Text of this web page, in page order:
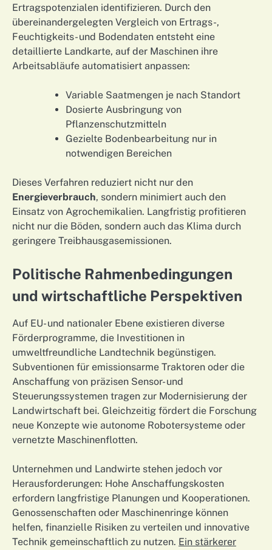
Ertragspotenzialen identifizieren. Durch den
übereinandergelegten Vergleich von Ertrags-,
Feuchtigkeits- und Bodendaten entsteht eine
detaillierte Landkarte, auf der Maschinen ihre
Arbeitsabläufe automatisiert anpassen:
Variable Saatmengen je nach Standort
Dosierte Ausbringung von
Pflanzenschutzmitteln
Gezielte Bodenbearbeitung nur in
notwendigen Bereichen
Dieses Verfahren reduziert nicht nur den
Energieverbrauch, sondern minimiert auch den
Einsatz von Agrochemikalien. Langfristig profitieren
nicht nur die Böden, sondern auch das Klima durch
geringere Treibhausgasemissionen.
Politische Rahmenbedingungen
und wirtschaftliche Perspektiven
Auf EU- und nationaler Ebene existieren diverse
Förderprogramme, die Investitionen in
umweltfreundliche Landtechnik begünstigen.
Subventionen für emissionsarme Traktoren oder die
Anschaffung von präzisen Sensor- und
Steuerungssystemen tragen zur Modernisierung der
Landwirtschaft bei. Gleichzeitig fördert die Forschung
neue Konzepte wie autonome Robotersysteme oder
vernetzte Maschinenflotten.
Unternehmen und Landwirte stehen jedoch vor
Herausforderungen: Hohe Anschaffungskosten
erfordern langfristige Planungen und Kooperationen.
Genossenschaften oder Maschinenringe können
helfen, finanzielle Risiken zu verteilen und innovative
Technik gemeinschaftlich zu nutzen. Ein stärkerer